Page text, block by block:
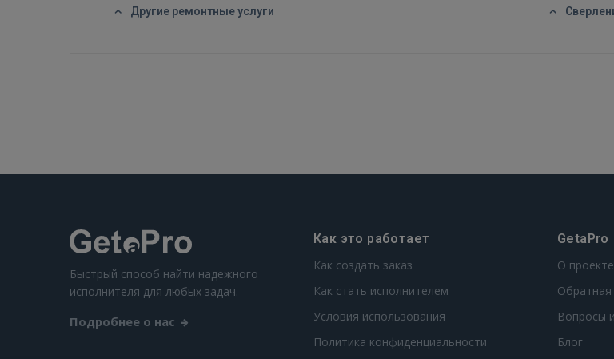
GOOGLE
Другие ремонтные услуги
Быстрый способ найти надежного
исполнителя для любых задач.
Подробнее о нас
Как это работает
Как создать заказ
Как стать исполнителем
Условия использования
Политика конфиденциальности
GetaPro
О проекте
Обратная
Вопросы
Блог